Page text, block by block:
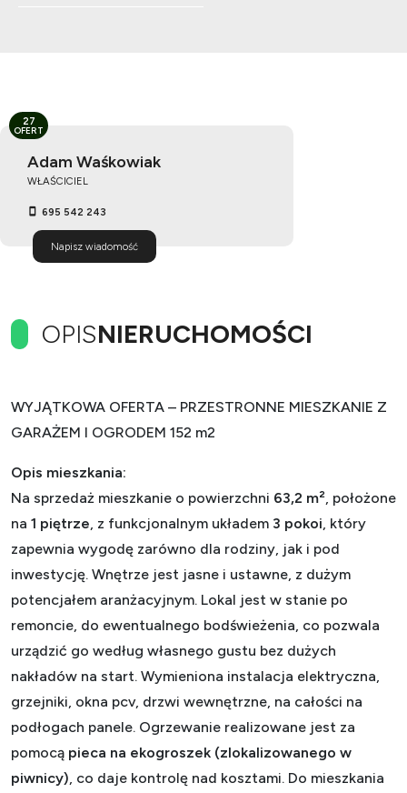
Adam Waśkowiak
WŁAŚCICIEL
695 542 243
Napisz wiadomość
27
OFERT
OPISNIERUCHOMOŚCI
WYJĄTKOWA OFERTA – PRZESTRONNE MIESZKANIE Z
GARAŻEM I OGRODEM 152 m2
Opis mieszkania:
Na sprzedaż mieszkanie o powierzchni 63,2 m² , położone
na 1 piętrze , z funkcjonalnym układem 3 pokoi , który
zapewnia wygodę zarówno dla rodziny, jak i pod
inwestycję. Wnętrze jest jasne i ustawne, z dużym
potencjałem aranżacyjnym. Lokal jest w stanie po
remoncie, do ewentualnego bodświeżenia , co pozwala
urządzić go według własnego gustu bez dużych
nakładów na start. Wymieniona instalacja elektryczna,
grzejniki, okna pcv, drzwi wewnętrzne, na całości na
podłogach panele. Ogrzewanie realizowane jest za
pomocą pieca na ekogroszek (zlokalizowanego w
piwnicy) , co daje kontrolę nad kosztami. Do mieszkania